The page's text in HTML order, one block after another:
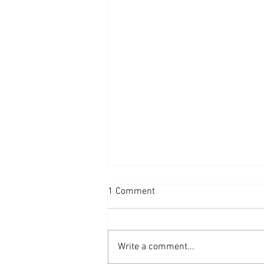
1 Comment
Write a comment...